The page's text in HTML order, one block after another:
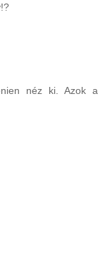
néz ki. Azok a